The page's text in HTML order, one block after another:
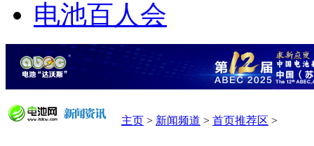
电池百人会
主页 > 新闻频道 > 首页推荐区 >